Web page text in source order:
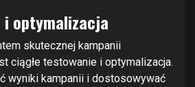
i optymalizacja
skutecznej kampanii
ciągłe testowanie i optymalizacja.
wyniki kampanii i dostosowywać